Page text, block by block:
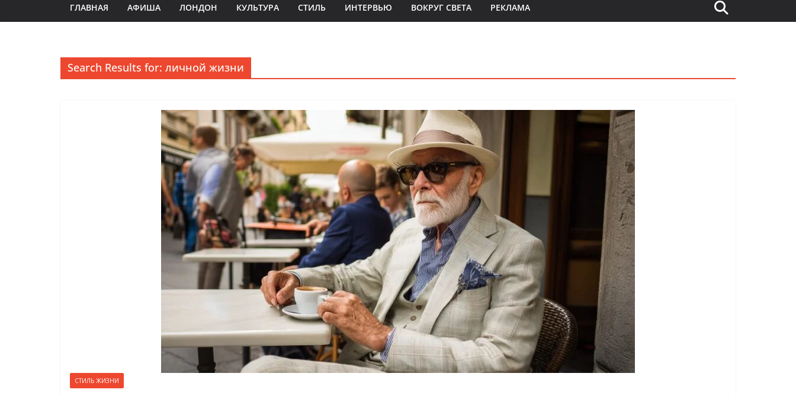
ГЛАВНАЯ АФИША ЛОНДОН КУЛЬТУРА СТИЛЬ ИНТЕРВЬЮ ВОКРУГ СВЕТА РЕКЛАМА
Search Results for: личной жизни
СТИЛЬ ЖИЗНИ